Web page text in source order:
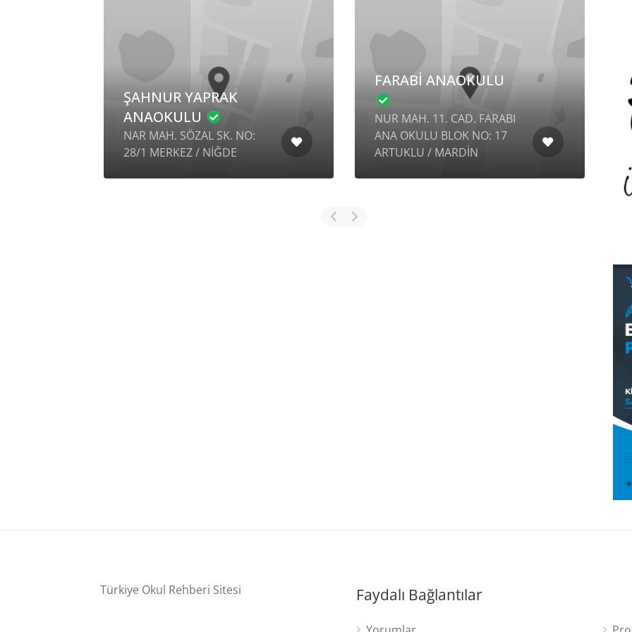
ŞAHNUR YAPRAK
ANAOKULU
NAR MAH. SÖZAL SK. NO:
28/1 MERKEZ / NİĞDE
FARABİ ANAOKULU
NUR MAH. 11. CAD. FARABI
ANA OKULU BLOK NO: 17
ARTUKLU / MARDİN
Türkiye Okul Rehberi Sitesi Faydalı Bağlantılar